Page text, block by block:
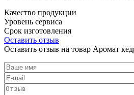
Качество продукции
Уровень сервиса
Срок изготовления
Оставить отзыв
Оставить отзыв на товар Аромат